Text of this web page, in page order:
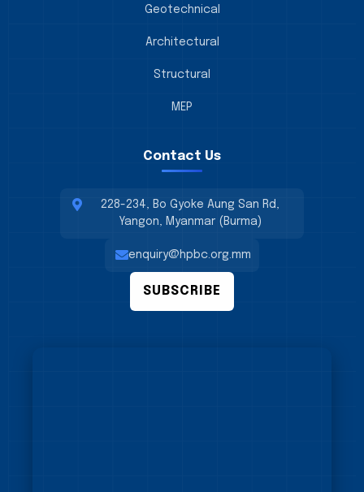
Geotechnical
Architectural
Structural
MEP
Contact Us
228-234, Bo Gyoke Aung San Rd,
Yangon, Myanmar (Burma)
enquiry@hpbc.org.mm
SUBSCRIBE